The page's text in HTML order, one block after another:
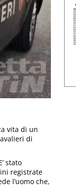
vita di un
di
stato
registrate
l’uomo che,